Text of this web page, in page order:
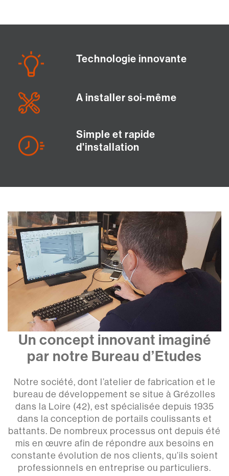
Technologie innovante
A installer soi-même
Simple et rapide
d'installation
Un concept innovant imaginé
par notre Bureau d’Etudes
Notre société, dont l’atelier de fabrication et le
bureau de développement se situe à Grézolles
dans la Loire (42), est spécialisée depuis 1935
dans la conception de portails coulissants et
battants. De nombreux processus ont depuis été
mis en œuvre afin de répondre aux besoins en
constante évolution de nos clients, qu’ils soient
professionnels en entreprise ou particuliers.